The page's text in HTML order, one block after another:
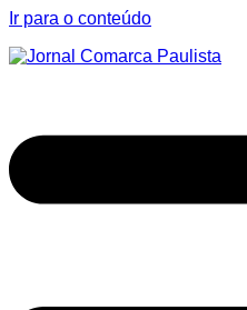
Ir para o conteúdo